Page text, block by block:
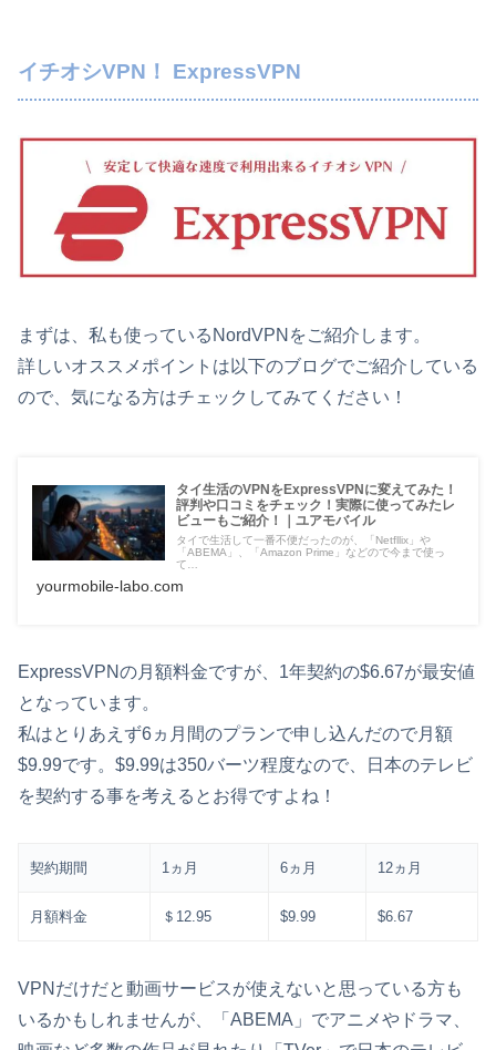
イチオシVPN！ ExpressVPN
まずは、私も使っているNordVPNをご紹介します。
詳しいオススメポイントは以下のブログでご紹介している
ので、気になる方はチェックしてみてください！
タイ生活のVPNをExpressVPNに変えてみた！
評判や口コミをチェック！実際に使ってみたレ
ビューもご紹介！｜ユアモバイル
タイで生活して一番不便だったのが、「Netfllix」や
「ABEMA」、「Amazon Prime」などので今まで使っ
て…
yourmobile-labo.com
ExpressVPNの月額料金ですが、1年契約の$6.67が最安値
となっています。
私はとりあえず6ヵ月間のプランで申し込んだので月額
$9.99です。$9.99は350バーツ程度なので、日本のテレビ
を契約する事を考えるとお得ですよね！
契約期間 1ヵ月 6ヵ月 12ヵ月
月額料金 ＄12.95 $9.99 $6.67
VPNだけだと動画サービスが使えないと思っている方も
いるかもしれませんが、「ABEMA」でアニメやドラマ、